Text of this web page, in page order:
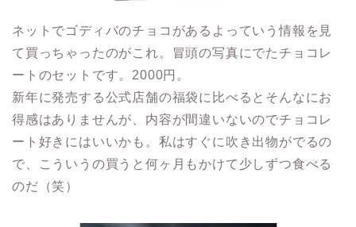
ネットでゴディバのチョコがあるよっていう情報を見
て買っちゃったのがこれ。冒頭の写真にでたチョコレ
ートのセットです。2000円。
新年に発売する公式店舗の福袋に比べるとそんなにお
得感はありませんが、内容が間違いないのでチョコレ
ート好きにはいいかも。私はすぐに吹き出物がでるの
で、こういうの買うと何ヶ月もかけて少しずつ食べる
のだ（笑）